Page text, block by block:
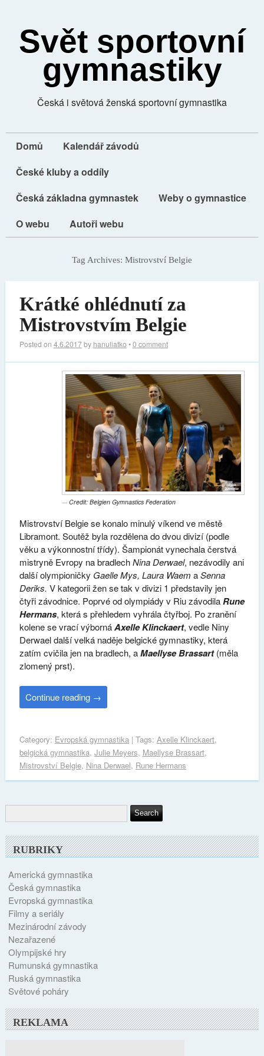
Svět sportovní
gymnastiky
Česká i světová ženská sportovní gymnastika
Domů
Kalendář závodů
České kluby a oddíly
Česká základna gymnastek
Weby o gymnastice
O webu
Autoři webu
Tag Archives: Mistrovství Belgie
Krátké ohlédnutí za
Mistrovstvím Belgie
Posted on 4.6.2017by hanuliatko •0 comment
Credit: Belgien Gymnastics Federation
Mistrovství Belgie se konalo minulý víkend ve městě
Libramont. Soutěž byla rozdělena do dvou divizí (podle
věku a výkonnostní třídy). Šampionát vynechala čerstvá
mistryně Evropy na bradlechNina Derwael, nezávodily ani
další olympioničky Gaelle Mys, Laura Waem aSenna
Deriks. V kategorii žen se tak v divizi 1 představily jen
čtyři závodnice. Poprvé od olympiády v Riu závodilaRune
Hermans, která s přehledem vyhrála čtyřboj. Po zranění
kolene se vrací výbornáAxelle Klinckaert, vedle Niny
Derwael další velká naděje belgické gymnastiky, která
zatím cvičila jen na bradlech, aMaellyse Brassart(měla
zlomený prst).
Continue reading →
Category: Evropská gymnastika| Tags: Axelle Klinckaert,
belgická gymnastika, Julie Meyers, Maellyse Brassart,
Mistrovství Belgie, Nina Derwael, Rune Hermans
RUBRIKY
Americká gymnastika
Česká gymnastika
Evropská gymnastika
Filmy a seriály
Mezinárodní závody
Nezařazené
Olympijské hry
Rumunská gymnastika
Ruská gymnastika
Světové poháry
REKLAMA